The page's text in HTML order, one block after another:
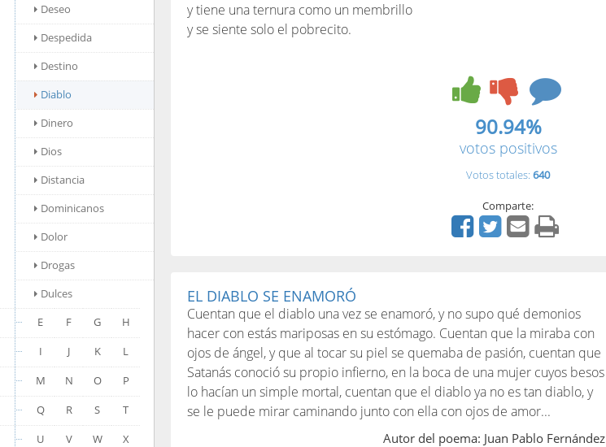
Deseo
Despedida
Destino
Diablo
Dinero
Dios
Distancia
Dominicanos
Dolor
Drogas
Dulces
E
F G
H
I
J K
L
M
N O
P
Q
R S
T
U
V W
X
y tiene una ternura como un membrillo
y se siente solo el pobrecito.
90.94%
votos positivos
Votos totales:640
Comparte:
EL DIABLO SE ENAMORÓ
Cuentan que el diablo una vez se enamoró, y no supo qué demonios
hacer con estás mariposas en su estómago. Cuentan que la miraba con
ojos de ángel, y que al tocar su piel se quemaba de pasión, cuentan que
Satanás conoció su propio infierno, en la boca de una mujer cuyos besos
lo hacían un simple mortal, cuentan que el diablo ya no es tan diablo, y
se le puede mirar caminando junto con ella con ojos de amor...
Autor del poema: Juan Pablo Fernández